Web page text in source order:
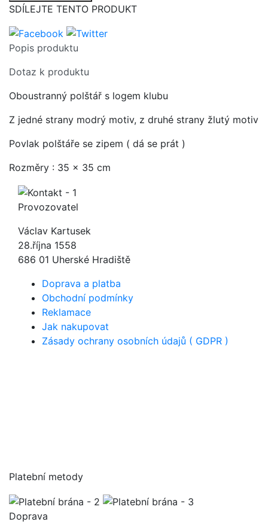
SDÍLEJTE TENTO PRODUKT
Popis produktu
Dotaz k produktu
Oboustranný polštář s logem klubu
Z jedné strany modrý motiv, z druhé strany žlutý motiv
Povlak polštáře se zipem ( dá se prát )
Rozměry : 35 x 35 cm
Provozovatel
Václav Kartusek
28.října 1558
686 01 Uherské Hradiště
Doprava a platba
Obchodní podmínky
Reklamace
Jak nakupovat
Zásady ochrany osobních údajů ( GDPR )
Platební metody
Doprava